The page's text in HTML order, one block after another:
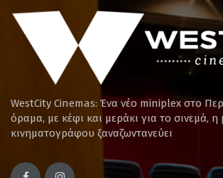
WestCity Cinemas: Ένα νέο miniplex στο
όραμα, με κέφι και μεράκι για το σινεμά, η
κινηματογράφου ξαναζωντανεύει